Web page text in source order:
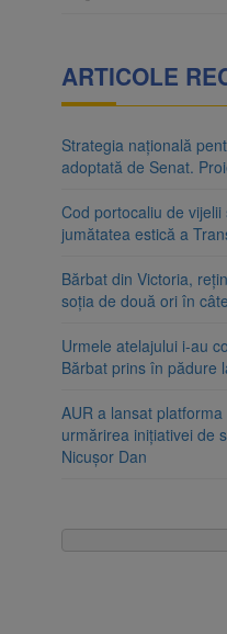
ARTICOLE
Strategia națională
adoptată de Senat.
Cod portocaliu de
jumătatea estică a
Bărbat din Victoria,
soția de două ori în
Urmele atelajului i-au
Bărbat prins în pădure
AUR a lansat
urmărirea inițiativei de
Nicușor Dan